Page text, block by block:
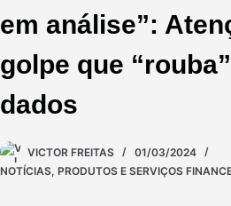
em análise”:
golpe que
dados
VICTOR FREITAS
01/03/2024
NOTÍCIAS, PRODUTOS E SERVIÇOS